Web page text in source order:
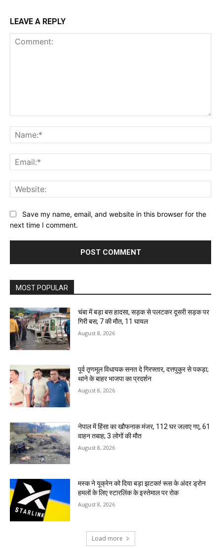
LEAVE A REPLY
Save my name, email, and website in this browser for the
next time I comment.
MOST POPULAR
चंबा में बड़ा बस हादसा, सड़क से पलटकर दूसरी सड़क पर
गिरी बस; 7 की मौत, 11 घायल
August 8, 2026
पूर्व तृणमूल विधायक सनत दे गिरफ्तार, दत्तपुकुर से पकड़ा;
थाने के बाहर भाजपा का प्रदर्शन
August 8, 2026
नेपाल में हिंसा का खौफनाक मंजर, 112 घर जलाए गए, 61
वाहन तबाह; 3 लोगों की मौत
August 8, 2026
मस्क ने यूक्रेन को दिया बड़ा झटका! रूस के अंदर ड्रोन
हमलों के लिए स्टारलिंक के इस्तेमाल पर रोक
August 8, 2026
Load more